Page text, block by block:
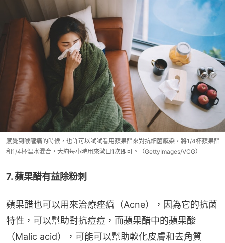
感覺到喉嚨痛的時候，也許可以試試看用蘋果醋來對抗細菌感染，將1/4杯蘋果醋
和1/4杯温水混合，大約每小時用來漱口1次即可。（GettyImages/VCG）
7. 蘋果醋有益除粉刺
蘋果醋也可以用來治療痤瘡（Acne），因為它的抗菌
特性，可以幫助對抗痘痘，而蘋果醋中的蘋果酸
（Malic acid），可能可以幫助軟化皮膚和去角質